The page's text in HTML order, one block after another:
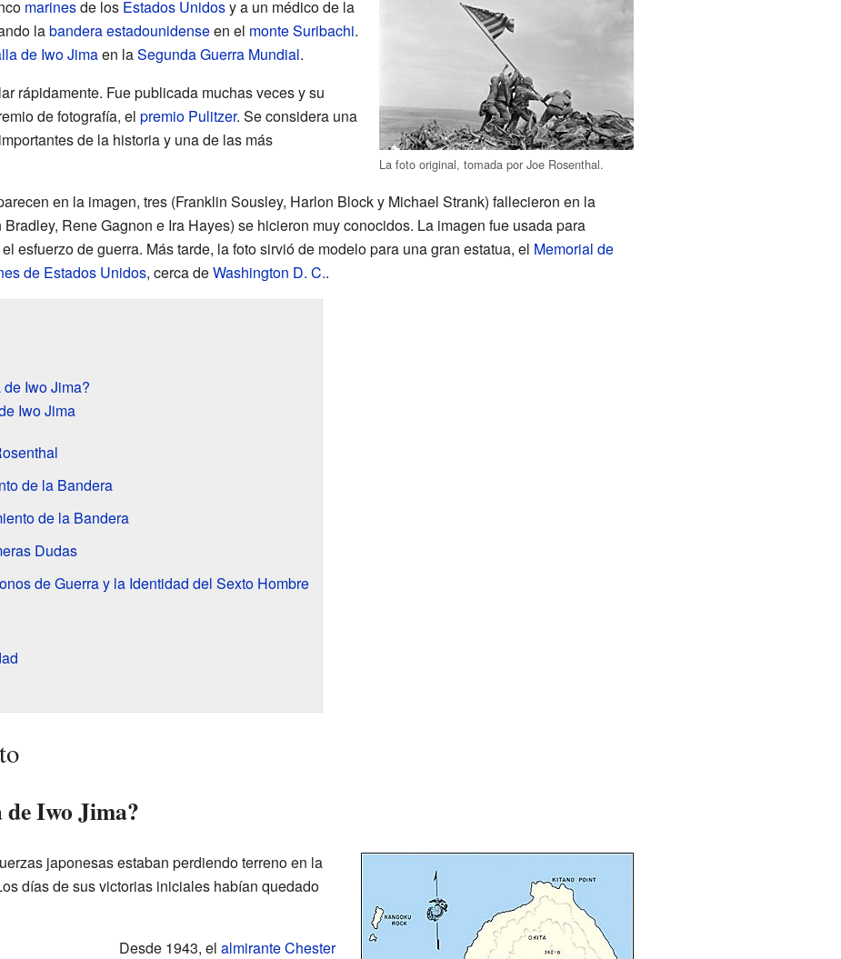
La foto original, tomada por Joe Rosenthal.
marinesde los Estados Unidosy a un médico de la
labandera estadounidenseen el monte Suribachi.
de Iwo Jimaen laSegunda Guerra Mundial.
rápidamente. Fue publicada muchas veces y su
de fotografía, el premio Pulitzer. Se considera una
de la historia y una de las más
en la imagen, tres (Franklin Sousley, Harlon Block y Michael Strank) fallecieron en la
Rene Gagnon e Ira Hayes) se hicieron muy conocidos. La imagen fue usada para
esfuerzo de guerra. Más tarde, la foto sirvió de modelo para una gran estatua, el Memorial de
de Estados Unidos, cerca deWashington D. C..
Iwo Jima?
Iwo Jima
de la Bandera
de la Bandera
Dudas
de Guerra y la Identidad del Sexto Hombre
de Iwo Jima?
japonesas estaban perdiendo terreno en la
días de sus victorias iniciales habían quedado
Desde 1943, el almiranteChester